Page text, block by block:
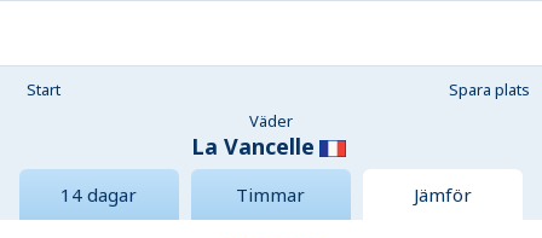
Start
Spara plats
Väder
La Vancelle
14 dagar Timmar Jämför